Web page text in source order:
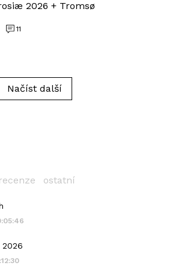
2026 + Tromsø
11
Načíst další
recenze ostatní
2026